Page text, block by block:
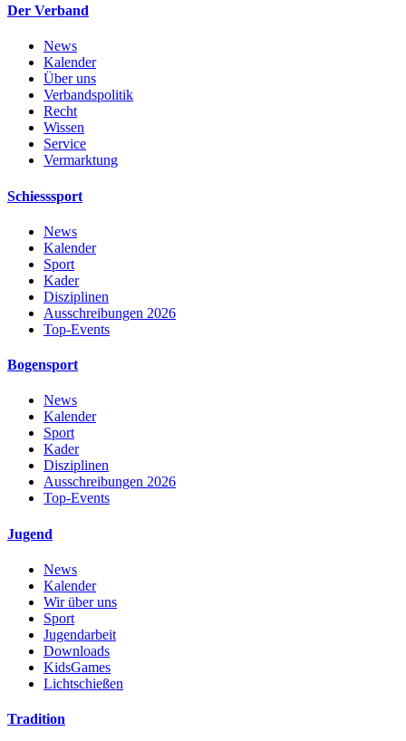
Der Verband
News
Kalender
Über uns
Verbandspolitik
Recht
Wissen
Service
Vermarktung
Schiesssport
News
Kalender
Sport
Kader
Disziplinen
Ausschreibungen 2026
Top-Events
Bogensport
News
Kalender
Sport
Kader
Disziplinen
Ausschreibungen 2026
Top-Events
Jugend
News
Kalender
Wir über uns
Sport
Jugendarbeit
Downloads
KidsGames
Lichtschießen
Tradition